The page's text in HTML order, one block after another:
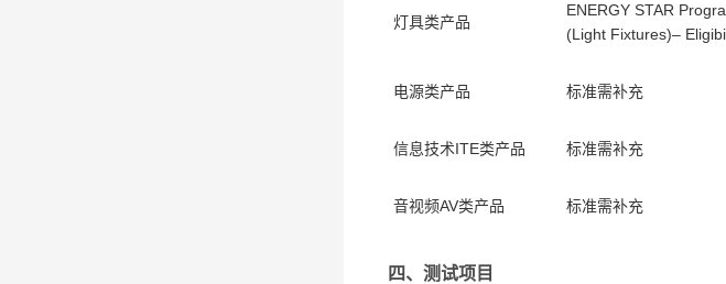
灯具类产品
ENERGY STAR
(Light Fixtures)–
电源类产品 标准需补充
信息技术ITE类产品 标准需补充
音视频AV类产品 标准需补充
四、测试项目